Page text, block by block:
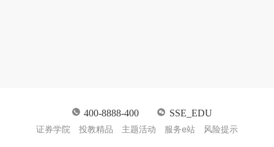
400-8888-400 SSE_EDU
证券学院 投教精品 主题活动 服务e站 风险提示